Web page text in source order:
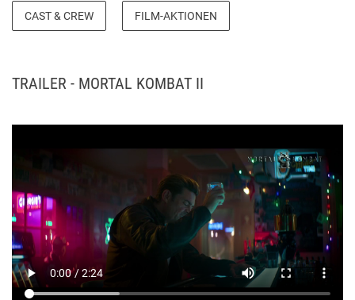
CAST & CREW
FILM-AKTIONEN
TRAILER - MORTAL KOMBAT II